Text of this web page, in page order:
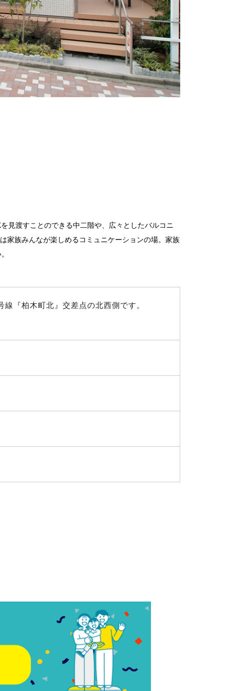
見渡すことのできる中二階や、広々としたバルコニ
家族みんなが楽しめるコミュニケーションの場。家族
『柏木町北』交差点の北西側です。